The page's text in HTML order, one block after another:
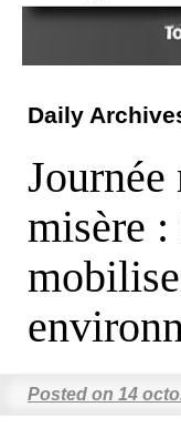
Daily
misère :
Posted on 14